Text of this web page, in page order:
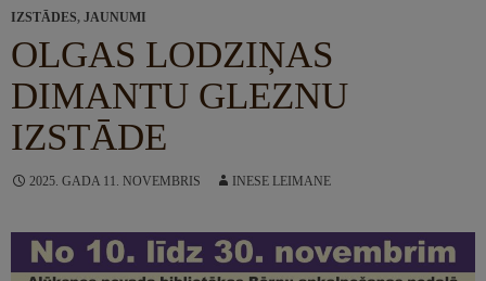
IZSTĀDES, JAUNUMI
OLGAS LODZIŅAS
DIMANTU GLEZNU
IZSTĀDE
2025. GADA 11. NOVEMBRIS INESE LEIMANE